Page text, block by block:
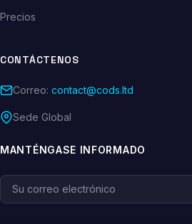
Precios
CONTÁCTENOS
Correo: contact@cods.ltd
Sede Global
MANTÉNGASE INFORMADO